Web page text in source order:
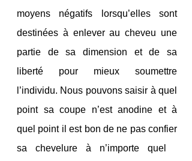
moyens négatifs lorsqu’elles sont
destinées à enlever au cheveu une
partie de sa dimension et de sa
liberté pour mieux soumettre
l’individu. Nous pouvons saisir à quel
point sa coupe n’est anodine et à
quel point il est bon de ne pas confier
sa chevelure à n’importe quel